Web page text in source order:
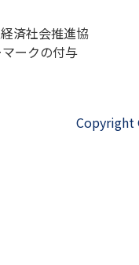
済社会推進協
ークの付与
Copyright